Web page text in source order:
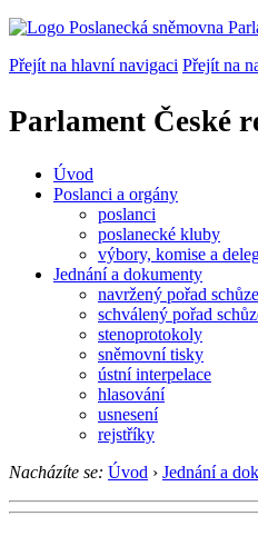
Přejít na hlavní navigaci Přejít na
Parlament České
Úvod
Poslanci a orgány
poslanci
poslanecké kluby
výbory, komise a
Jednání a dokumenty
navržený pořad schůze
schválený pořad
stenoprotokoly
sněmovní tisky
ústní interpelace
hlasování
usnesení
rejstříky
Nacházíte se: Úvod › Jednání a